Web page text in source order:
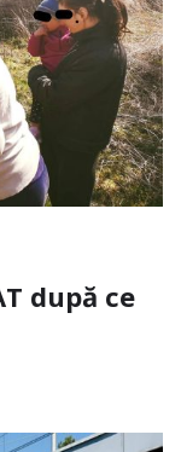
după ce